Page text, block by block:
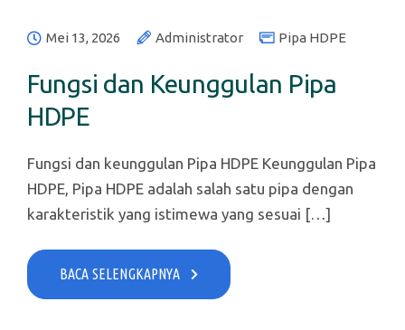
Mei 13, 2026 Administrator Pipa HDPE
Fungsi dan Keunggulan Pipa
HDPE
Fungsi dan keunggulan Pipa HDPE Keunggulan Pipa
HDPE, Pipa HDPE adalah salah satu pipa dengan
karakteristik yang istimewa yang sesuai […]
BACA SELENGKAPNYA